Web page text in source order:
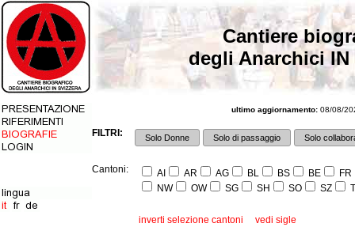
Cantiere
degli Anarchici IN
ultimo aggiornamento: 08/08/
FILTRI: Solo Donne Solo di passaggio Solo
Cantoni: AI AR AG BL BS BE
FR
NW
OW SG SH SO SZ
inverti selezione cantoni vedi sigle